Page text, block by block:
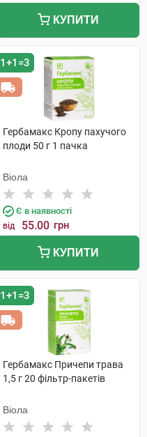
КУПИТИ
1+1=3
Гербамакс Кропу пахучого
плоди 50 г 1 пачка
Віола
Є в наявності
від 55.00 грн
КУПИТИ
1+1=3
Гербамакс Причепи трава
1,5 г 20 фільтр-пакетів
Віола